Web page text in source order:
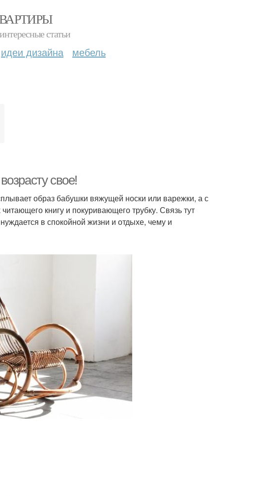
статьи
идеи дизайна мебель
свое!
образ бабушки вяжущей носки или варежки, а с
книгу и покуривающего трубку. Связь тут
в спокойной жизни и отдыхе, чему и